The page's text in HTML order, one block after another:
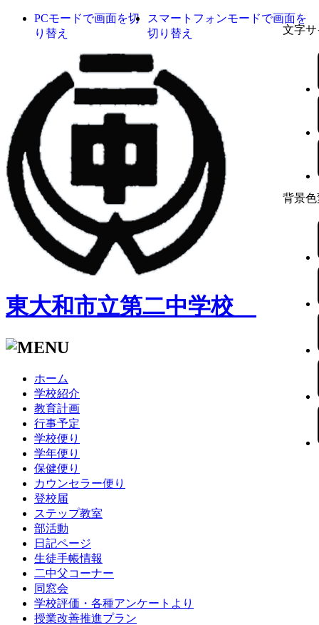
文字サ
背景色
PCモードで画面を切
り替え
スマートフォンモードで画面を
切り替え
東大和市立第二中学校
ホーム
学校紹介
教育計画
行事予定
学校便り
学年便り
保健便り
カウンセラー便り
登校届
ステップ教室
部活動
日記ページ
生徒手帳情報
二中父コーナー
同窓会
学校評価・各種アンケートより
授業改善推進プラン